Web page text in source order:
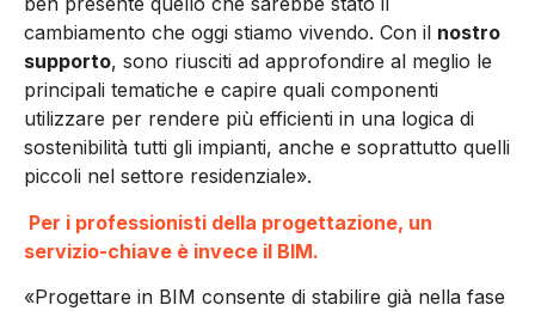
cambiamento che oggi stiamo vivendo. Con il nostro
supporto, sono riusciti ad approfondire al meglio le
principali tematiche e capire quali componenti
utilizzare per rendere più efficienti in una logica di
sostenibilità tutti gli impianti, anche e soprattutto quelli
piccoli nel settore residenziale».
Per i professionisti della progettazione, un
servizio-chiave è invece il BIM.
«Progettare in BIM consente di stabilire già nella fase